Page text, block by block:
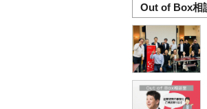
Out of Box相